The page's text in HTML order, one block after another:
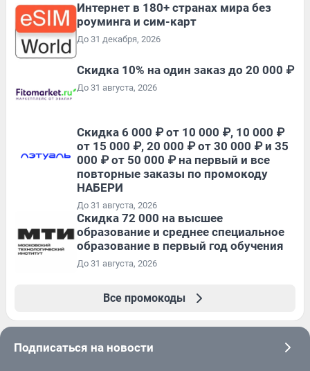
Интернет в 180+ странах мира без
роуминга и сим-карт
До 31 декабря, 2026
Скидка 10% на один заказ до 20 000 ₽
До 31 августа, 2026
Скидка 6 000 ₽ от 10 000 ₽, 10 000 ₽
от 15 000 ₽, 20 000 ₽ от 30 000 ₽ и 35
000 ₽ от 50 000 ₽ на первый и все
повторные заказы по промокоду
НАБЕРИ
До 31 августа, 2026
Скидка 72 000 на высшее
образование и среднее специальное
образование в первый год обучения
До 31 августа, 2026
Все промокоды
Подписаться на новости